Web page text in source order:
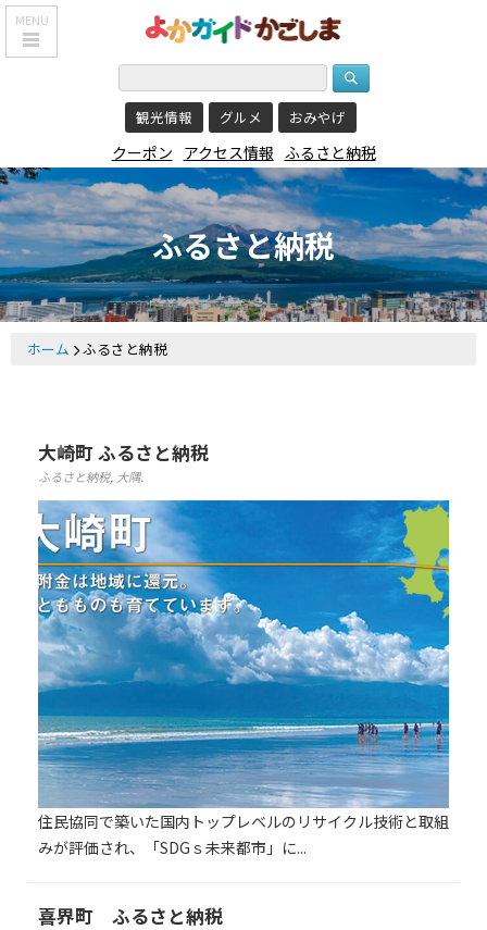
MENU
鹿児島基本情報
エリア紹介
観光スポット
食べる・飲む
おみやげを買う
泊まる
リラクゼーション
クーポン
初めてご利用の方
クーポンご利用について
観光情報 グルメ おみやげ
クーポン アクセス情報 ふるさと納税
ふるさと納税
ホーム ふるさと納税
大崎町 ふるさと納税
ふるさと納税, 大隅.
住民協同で築いた国内トップレベルのリサイクル技術と取組
みが評価され、「SDGｓ未来都市」に...
喜界町 ふるさと納税